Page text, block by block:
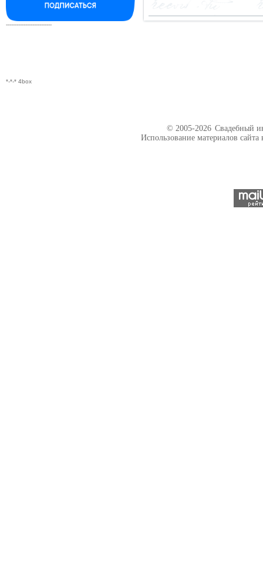
--------------------------
*-*-* 4box
© 2005-2026 Свадебный
Использование материалов